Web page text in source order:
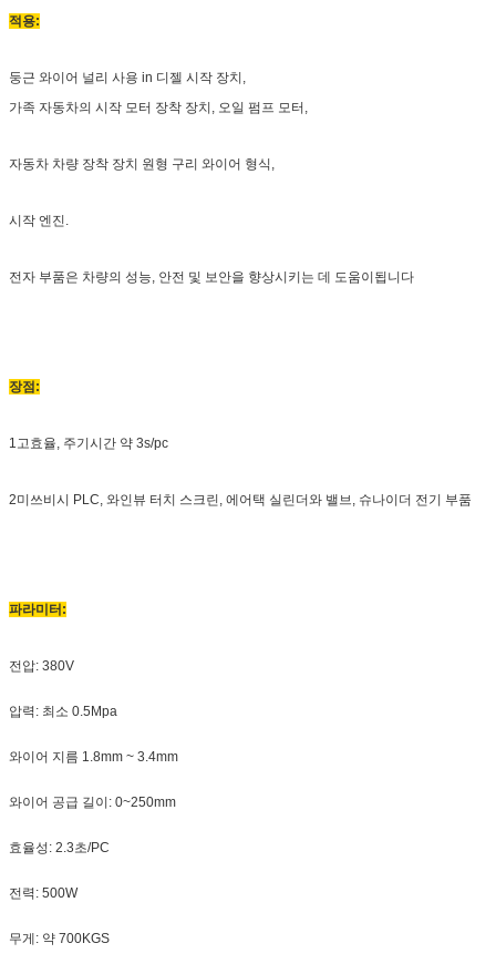
적용:
둥근 와이어 널리 사용 in 디젤 시작 장치,
가족 자동차의 시작 모터 장착 장치, 오일 펌프 모터,
자동차 차량 장착 장치 원형 구리 와이어 형식,
시작 엔진.
전자 부품은 차량의 성능, 안전 및 보안을 향상시키는 데 도움이됩니다
장점:
1고효율, 주기시간 약 3s/pc
2미쓰비시 PLC, 와인뷰 터치 스크린, 에어택 실린더와 밸브, 슈나이더 전기 부품
파라미터:
전압: 380V
압력: 최소 0.5Mpa
와이어 지름 1.8mm ~ 3.4mm
와이어 공급 길이: 0~250mm
효율성: 2.3초/PC
전력: 500W
무게: 약 700KGS